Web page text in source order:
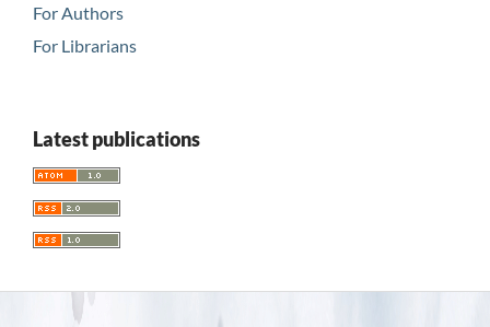
For Authors
For Librarians
Latest publications